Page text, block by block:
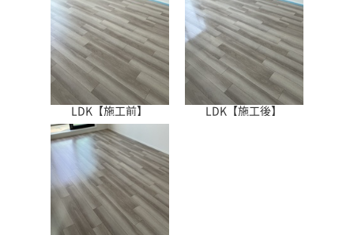
LDK【施工前】 LDK【施工後】